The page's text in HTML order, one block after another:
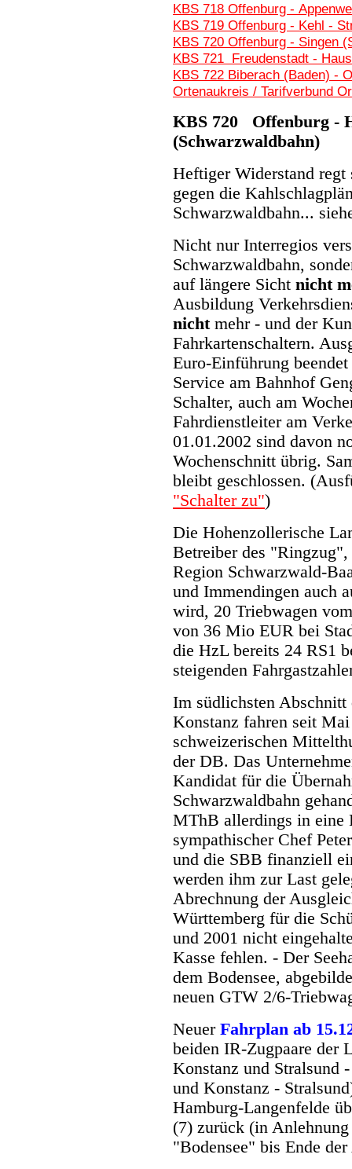
KBS 718 Offenburg -
KBS 719 Offenburg - Kehl -
KBS 720 Offenburg - Singen
KBS 721 Freudenstadt -
KBS 722 Biberach (Baden) -
Ortenaukreis / Tarifverbund
KBS 720 Offenburg -
(Schwarzwaldbahn)
Heftiger Widerstand
gegen die
Schwarzwaldbahn...
Nicht nur Interregios
Schwarzwaldbahn,
auf längere Sicht nicht
Ausbildung
nichtmehr - und der
Fahrkartenschaltern.
Euro-Einführung
Service am Bahnhof
Schalter, auch am
Fahrdienstleiter am
01.01.2002 sind davon
Wochenschnitt übrig.
bleibt geschlossen.
"Schalter zu")
Die Hohenzollerische
Betreiber des
Region Schwarzwald-
und Immendingen auch
wird, 20 Triebwagen
von 36 Mio EUR bei
die HzL bereits 24 RS1
steigenden
Im südlichsten
Konstanz fahren seit
schweizerischen
der DB. Das
Kandidat für die
Schwarzwaldbahn
MThB allerdings in eine
sympathischer Chef
und die SBB finanziell
werden ihm zur Last
Abrechnung der
Württemberg für die
und 2001 nicht
Kasse fehlen. - Der
dem Bodensee,
neuen GTW 2/6-
Neuer Fahrplan ab
beiden IR-Zugpaare der
Konstanz und Stralsund
und Konstanz -
Hamburg-Langenfelde
(7) zurück (in
"Bodensee" bis Ende